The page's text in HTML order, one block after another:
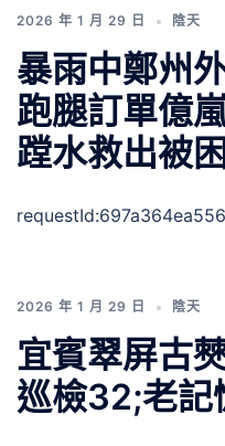
2026 年 1 月 29 日 陰天
暴雨中鄭州
跑腿訂單億
蹚水救出被
2026 年 1 月 29 日 陰天
宜賓翠屏古
巡檢32;老記